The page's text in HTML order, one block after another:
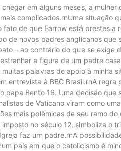
em alguns meses, a mulher
complicados.rnUma situação
de que Farrow está prestes a
de novos padres anglicanos que
– ao contrário do que se exige
a figura de um padre
palavras de apoio à minha
entrevista à BBC Brasil.rnA
Bento 16. Uma decisão que
de Vaticano viram como
mais polêmicas de seu ramo do
no século 12, simboliza o
faz um padre.rnA
país em que o catolicismo é